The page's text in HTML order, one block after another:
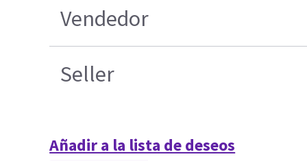
Vendedor
Seller
Añadir a la lista de deseos